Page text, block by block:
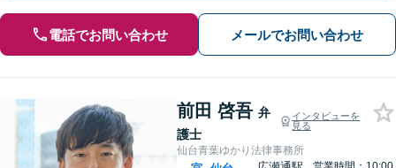
電話でお問い合わせ メールでお問い合わせ
前田 啓吾 弁
護士
インタビューを
見る
仙台青葉ゆかり法律事務所